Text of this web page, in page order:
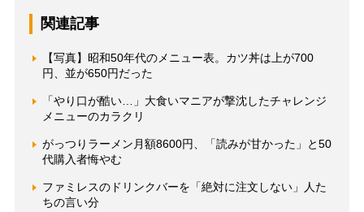
関連記事
【写真】昭和50年代のメニュー表。カツ丼は上が700
円、並が650円だった
「やり口が酷い…」大食いマニアが撃沈したチャレンジ
メニューのカラクリ
がっつりラーメン月額8600円、「読みが甘かった」と50
代購入者悔やむ
ファミレスのドリンクバーを「絶対に注文しない」人た
ちの言い分